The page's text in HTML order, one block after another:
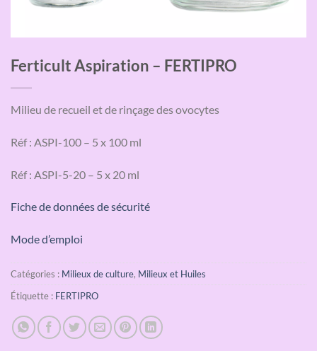
Ferticult Aspiration – FERTIPRO
Milieu de recueil et de rinçage des ovocytes
Réf : ASPI-100 – 5 x 100 ml
Réf : ASPI-5-20 – 5 x 20 ml
Fiche de données de sécurité
Mode d’emploi
Catégories : Milieux de culture, Milieux et Huiles
Étiquette : FERTIPRO